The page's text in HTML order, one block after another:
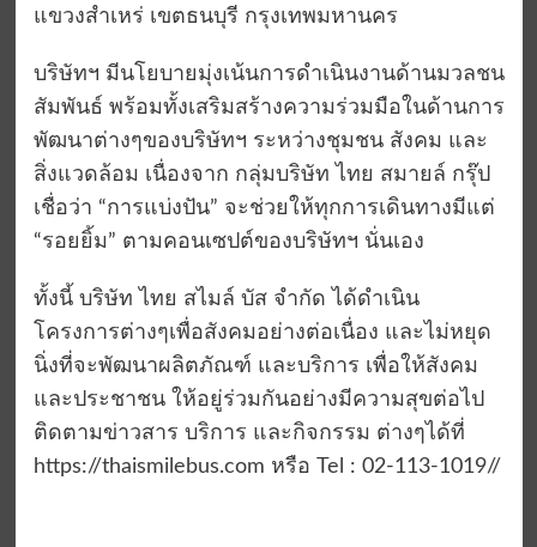
แขวงสำเหร่ เขตธนบุรี กรุงเทพมหานคร
บริษัทฯ มีนโยบายมุ่งเน้นการดำเนินงานด้านมวลชน
สัมพันธ์ พร้อมทั้งเสริมสร้างความร่วมมือในด้านการ
พัฒนาต่างๆของบริษัทฯ ระหว่างชุมชน สังคม และ
สิ่งแวดล้อม เนื่องจาก กลุ่มบริษัท ไทย สมายล์ กรุ๊ป
เชื่อว่า “การแบ่งปัน” จะช่วยให้ทุกการเดินทางมีแต่
“รอยยิ้ม” ตามคอนเซปต์ของบริษัทฯ นั่นเอง
ทั้งนี้ บริษัท ไทย สไมล์ บัส จำกัด ได้ดำเนิน
โครงการต่างๆเพื่อสังคมอย่างต่อเนื่อง และไม่หยุด
นิ่งที่จะพัฒนาผลิตภัณฑ์ และบริการ เพื่อให้สังคม
และประชาชน ให้อยู่ร่วมกันอย่างมีความสุขต่อไป
ติดตามข่าวสาร บริการ และกิจกรรม ต่างๆได้ที่
https://thaismilebus.com หรือ Tel : 02-113-1019//